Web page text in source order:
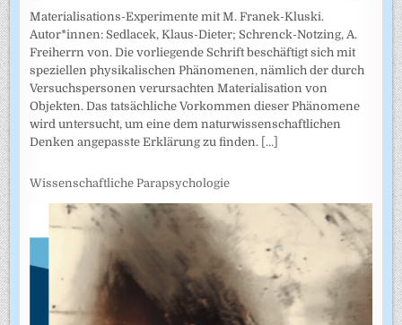
Materialisations-Experimente mit M. Franek-Kluski.
Autor*innen: Sedlacek, Klaus-Dieter; Schrenck-Notzing, A.
Freiherrn von. Die vorliegende Schrift beschäftigt sich mit
speziellen physikalischen Phänomenen, nämlich der durch
Versuchspersonen verursachten Materialisation von
Objekten. Das tatsächliche Vorkommen dieser Phänomene
wird untersucht, um eine dem naturwissenschaftlichen
Denken angepasste Erklärung zu finden. [...]
Wissenschaftliche Parapsychologie